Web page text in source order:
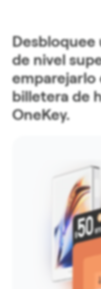
de nivel
emparejarlo
billetera de
OneKey.